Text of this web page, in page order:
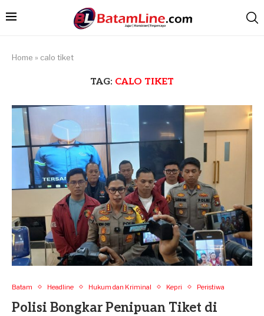
Home » calo tiket
TAG: CALO TIKET
Batam Headline Hukum dan Kriminal Kepri Peristiwa
Polisi Bongkar Penipuan Tiket di